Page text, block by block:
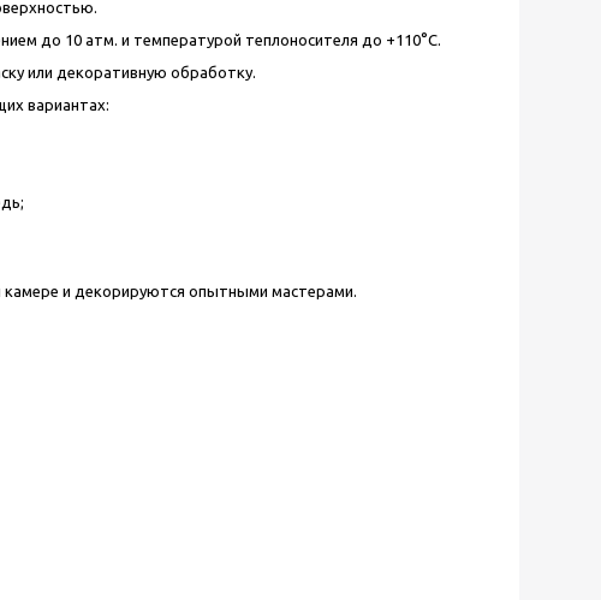
до 10 атм. и температурой теплоносителя до +110°С.
или декоративную обработку.
вариантах:
и декорируются опытными мастерами.